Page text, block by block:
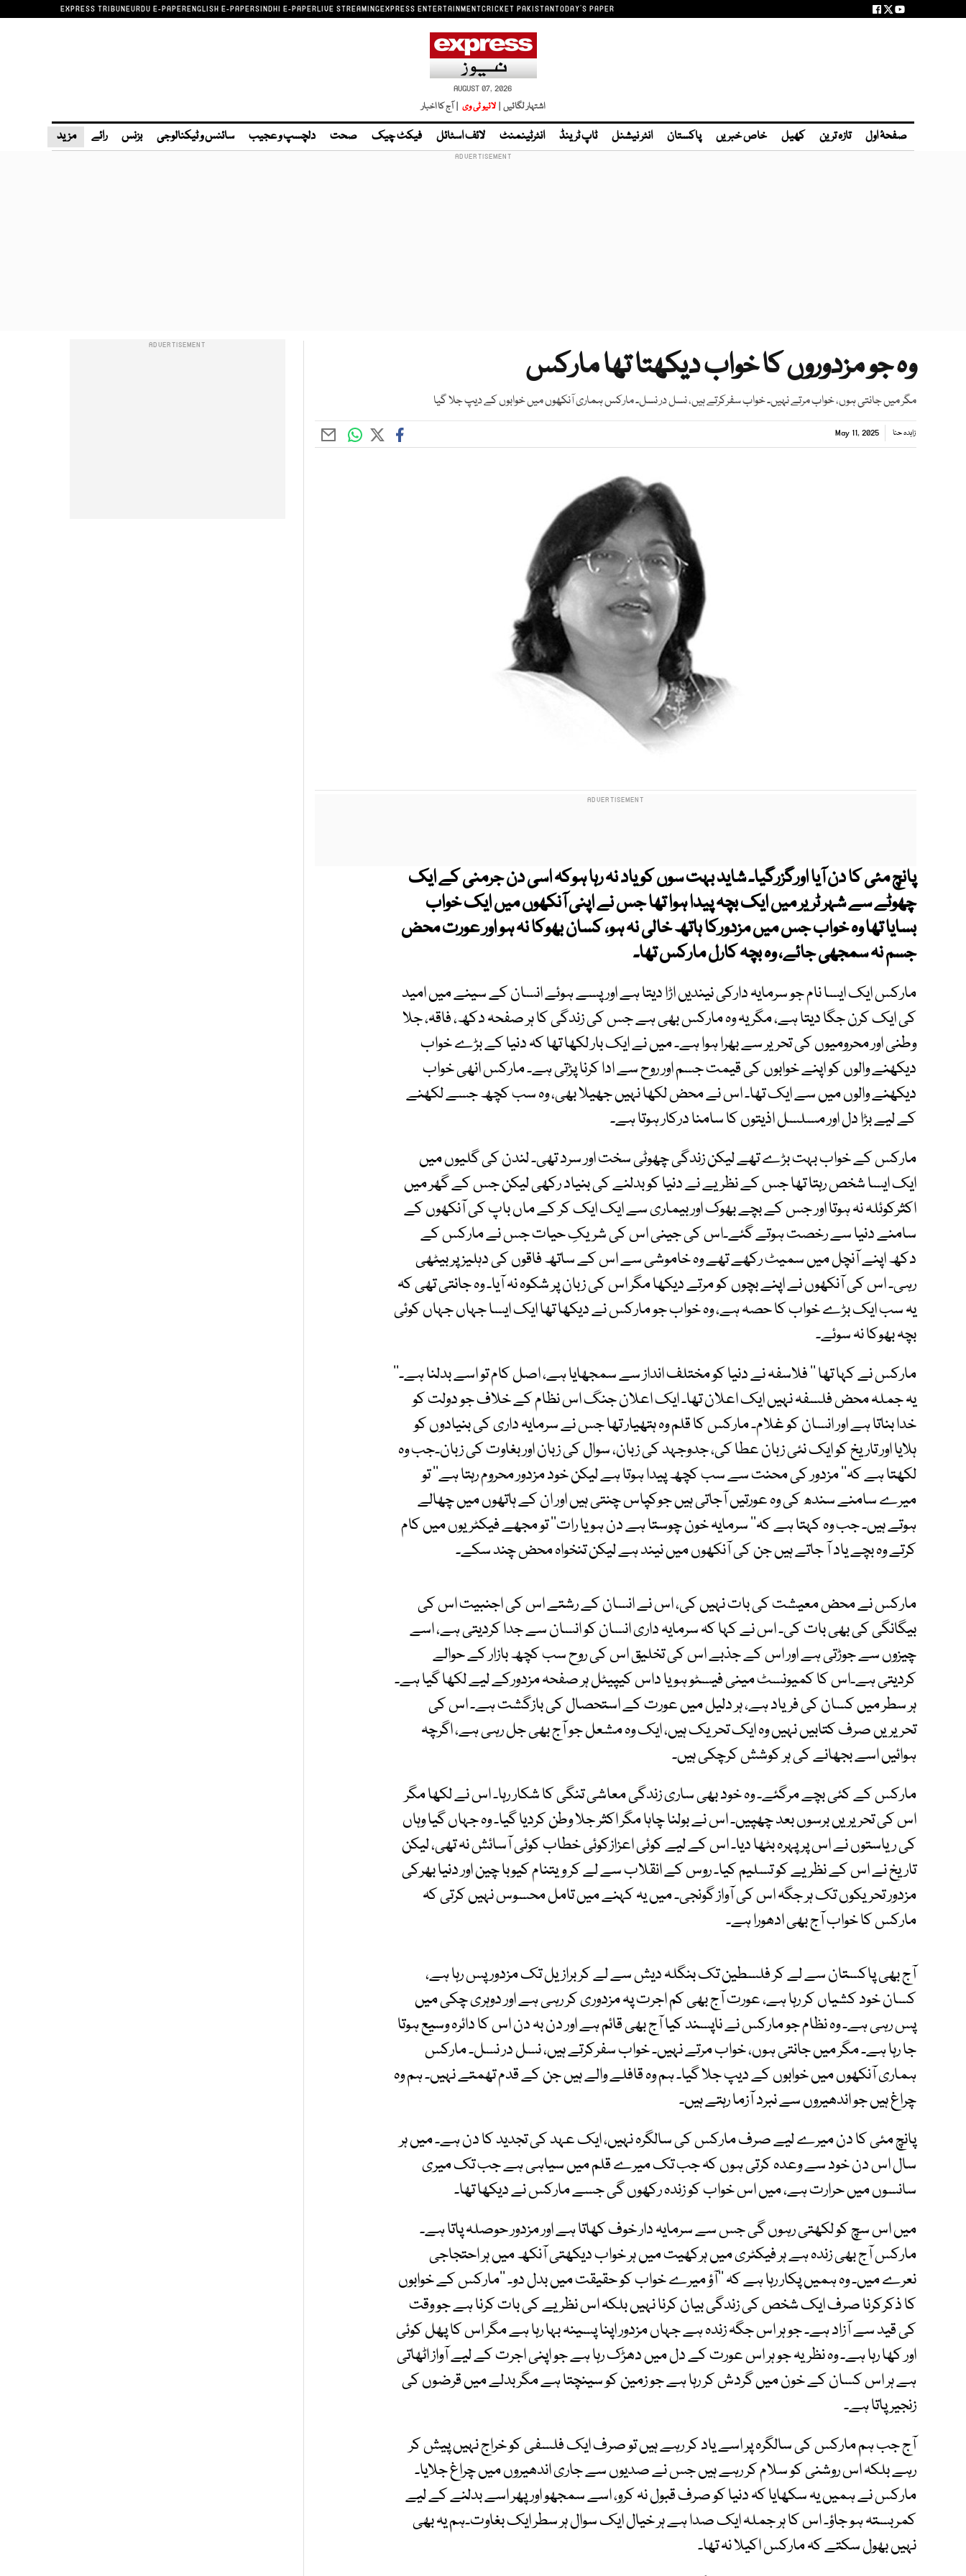
EXPRESS TRIBUNEURDU E-PAPERENGLISH E-PAPERSINDHI E-PAPERLIVE STREAMINGEXPRESS ENTERTAINMENTCRICKET PAKISTANTODAY'S PAPER
AUGUST 07, 2026
اشتہار لگائیں | لائیو ٹی وی | آج کا اخبار
صفحۂ اول تازہ ترین کھیل خاص خبریں پاکستان انٹر نیشنل ٹاپ ٹرینڈ انٹرٹینمنٹ لائف اسٹائل فیکٹ چیک صحت دلچسپ و عجیب سائنس و ٹیکنالوجی بزنس رائے مزید
وہ جو مزدوروں کا خواب دیکھتا تھا مارکس
مگر میں جانتی ہوں، خواب مرتے نہیں۔ خواب سفرکرتے ہیں، نسل در نسل۔ مارکس ہماری آنکھوں میں خوابوں کے دیپ جلا گیا
زاہدہ حنا May 11, 2025
پانچ مئی کا دن آیا اورگزرگیا۔ شاید بہت سوں کو یاد نہ رہا ہوکہ اسی دن جرمنی کے ایک
چھوٹے سے شہر ٹریر میں ایک بچہ پیدا ہوا تھا جس نے اپنی آنکھوں میں ایک خواب
بسایا تھا وہ خواب جس میں مزدورکا ہاتھ خالی نہ ہو، کسان بھوکا نہ ہو اور عورت محض
جسم نہ سمجھی جائے، وہ بچہ کارل مارکس تھا۔
مارکس ایک ایسا نام جو سرمایہ دارکی نیندیں اڑا دیتا ہے اور پسے ہوئے انسان کے سینے میں امید
کی ایک کرن جگا دیتا ہے، مگر یہ وہ مارکس بھی ہے جس کی زندگی کا ہر صفحہ دکھ، فاقہ، جلا
وطنی اور محرومیوں کی تحریر سے بھرا ہوا ہے۔ میں نے ایک بار لکھا تھا کہ دنیا کے بڑے خواب
دیکھنے والوں کو اپنے خوابوں کی قیمت جسم اور روح سے ادا کرنا پڑتی ہے۔ مارکس انھی خواب
دیکھنے والوں میں سے ایک تھا۔ اس نے محض لکھا نہیں جھیلا بھی، وہ سب کچھ جسے لکھنے
کے لیے بڑا دل اور مسلسل اذیتوں کا سامنا درکار ہوتا ہے۔
مارکس کے خواب بہت بڑے تھے لیکن زندگی چھوٹی سخت اور سرد تھی۔ لندن کی گلیوں میں
ایک ایسا شخص رہتا تھا جس کے نظریے نے دنیا کو بدلنے کی بنیاد رکھی لیکن جس کے گھر میں
اکثرکوئلہ نہ ہوتا اور جس کے بچے بھوک اور بیماری سے ایک ایک کر کے ماں باپ کی آنکھوں کے
سامنے دنیا سے رخصت ہوتے گئے۔اس کی جینی اس کی شریکِ حیات جس نے مارکس کے
دکھ اپنے آنچل میں سمیٹ رکھے تھے وہ خاموشی سے اس کے ساتھ فاقوں کی دہلیز پر بیٹھی
رہی۔ اس کی آنکھوں نے اپنے بچوں کو مرتے دیکھا مگر اس کی زبان پر شکوہ نہ آیا۔ وہ جانتی تھی کہ
یہ سب ایک بڑے خواب کا حصہ ہے، وہ خواب جو مارکس نے دیکھا تھا ایک ایسا جہاں جہاں کوئی
بچہ بھوکا نہ سوئے۔
مارکس نے کہا تھا ’’ فلاسفہ نے دنیا کو مختلف انداز سے سمجھایا ہے، اصل کام تو اسے بدلنا ہے۔‘‘
یہ جملہ محض فلسفہ نہیں ایک اعلان تھا۔ ایک اعلان جنگ اس نظام کے خلاف جو دولت کو
خدا بناتا ہے اور انسان کو غلام۔ مارکس کا قلم وہ ہتھیار تھا جس نے سرمایہ داری کی بنیادوں کو
ہلایا اور تاریخ کو ایک نئی زبان عطا کی، جدوجہد کی زبان، سوال کی زبان اور بغاوت کی زبان۔جب وہ
لکھتا ہے کہ’’ مزدور کی محنت سے سب کچھ پیدا ہوتا ہے لیکن خود مزدور محروم رہتا ہے‘‘ تو
میرے سامنے سندھ کی وہ عورتیں آجاتی ہیں جوکپاس چنتی ہیں اور ان کے ہاتھوں میں چھالے
ہوتے ہیں۔ جب وہ کہتا ہے کہ’’ سرمایہ خون چوستا ہے دن ہو یا رات‘‘ تو مجھے فیکٹریوں میں کام
کرتے وہ بچے یاد آ جاتے ہیں جن کی آنکھوں میں نیند ہے لیکن تنخواہ محض چند سکے۔
مارکس نے محض معیشت کی بات نہیں کی، اس نے انسان کے رشتے اس کی اجنبیت اس کی
بیگانگی کی بھی بات کی۔ اس نے کہا کہ سرمایہ داری انسان کو انسان سے جدا کردیتی ہے، اسے
چیزوں سے جوڑتی ہے اور اس کے جذبے اس کی تخلیق اس کی روح سب کچھ بازار کے حوالے
کردیتی ہے۔اس کا کمیونسٹ مینی فیسٹو ہو یا داس کیپیٹل ہر صفحہ مزدورکے لیے لکھا گیا ہے۔
ہر سطر میں کسان کی فریاد ہے، ہر دلیل میں عورت کے استحصال کی بازگشت ہے۔ اس کی
تحریریں صرف کتابیں نہیں وہ ایک تحریک ہیں، ایک وہ مشعل جو آج بھی جل رہی ہے، اگرچہ
ہوائیں اسے بجھانے کی ہر کوشش کرچکی ہیں۔
مارکس کے کئی بچے مرگئے۔ وہ خود بھی ساری زندگی معاشی تنگی کا شکار رہا۔ اس نے لکھا مگر
اس کی تحریریں برسوں بعد چھپیں۔ اس نے بولنا چاہا مگر اکثر جلا وطن کردیا گیا۔ وہ جہاں گیا وہاں
کی ریاستوں نے اس پر پہرہ بٹھا دیا۔ اس کے لیے کوئی اعزازکوئی خطاب کوئی آسائش نہ تھی، لیکن
تاریخ نے اس کے نظریے کو تسلیم کیا۔ روس کے انقلاب سے لے کر ویتنام کیوبا چین اور دنیا بھرکی
مزدور تحریکوں تک ہر جگہ اس کی آواز گونجی۔ میں یہ کہنے میں تامل محسوس نہیں کرتی کہ
مارکس کا خواب آج بھی ادھورا ہے۔
آج بھی پاکستان سے لے کر فلسطین تک بنگلہ دیش سے لے کر برازیل تک مزدور پس رہا ہے،
کسان خود کشیاں کر رہا ہے، عورت آج بھی کم اجرت پہ مزدوری کر رہی ہے اور دوہری چکی میں
پس رہی ہے۔ وہ نظام جو مارکس نے ناپسند کیا آج بھی قائم ہے اور دن بہ دن اس کا دائرہ وسیع ہوتا
جا رہا ہے۔ مگر میں جانتی ہوں، خواب مرتے نہیں۔ خواب سفرکرتے ہیں، نسل در نسل۔ مارکس
ہماری آنکھوں میں خوابوں کے دیپ جلا گیا۔ ہم وہ قافلے والے ہیں جن کے قدم تھمتے نہیں۔ ہم وہ
چراغ ہیں جو اندھیروں سے نبرد آزما رہتے ہیں۔
پانچ مئی کا دن میرے لیے صرف مارکس کی سالگرہ نہیں، ایک عہد کی تجدید کا دن ہے۔ میں ہر
سال اس دن خود سے وعدہ کرتی ہوں کہ جب تک میرے قلم میں سیاہی ہے جب تک میری
سانسوں میں حرارت ہے، میں اس خواب کو زندہ رکھوں گی جسے مارکس نے دیکھا تھا۔
میں اس سچ کو لکھتی رہوں گی جس سے سرمایہ دار خوف کھاتا ہے اور مزدور حوصلہ پاتا ہے۔
مارکس آج بھی زندہ ہے ہر فیکٹری میں ہرکھیت میں ہر خواب دیکھتی آنکھ میں ہر احتجاجی
نعرے میں۔ وہ ہمیں پکار رہا ہے کہ ’’آؤ میرے خواب کو حقیقت میں بدل دو۔ ‘‘مارکس کے خوابوں
کا ذکرکرنا صرف ایک شخص کی زندگی بیان کرنا نہیں بلکہ اس نظریے کی بات کرنا ہے جو وقت
کی قید سے آزاد ہے۔ جو ہر اس جگہ زندہ ہے جہاں مزدور اپنا پسینہ بہا رہا ہے مگر اس کا پھل کوئی
اور کھا رہا ہے۔ وہ نظریہ جو ہر اس عورت کے دل میں دھڑک رہا ہے جو اپنی اجرت کے لیے آواز اٹھاتی
ہے ہر اس کسان کے خون میں گردش کر رہا ہے جو زمین کو سینچتا ہے مگر بدلے میں قرضوں کی
زنجیر پاتا ہے۔
آج جب ہم مارکس کی سالگرہ پر اسے یاد کر رہے ہیں تو صرف ایک فلسفی کو خراج نہیں پیش کر
رہے بلکہ اس روشنی کو سلام کر رہے ہیں جس نے صدیوں سے جاری اندھیروں میں چراغ جلایا۔
مارکس نے ہمیں یہ سکھایا کہ دنیا کو صرف قبول نہ کرو، اسے سمجھو اور پھر اسے بدلنے کے لیے
کمربستہ ہو جاؤ۔ اس کا ہر جملہ ایک صدا ہے ہر خیال ایک سوال ہر سطر ایک بغاوت۔ہم یہ بھی
نہیں بھول سکتے کہ مارکس اکیلا نہ تھا۔